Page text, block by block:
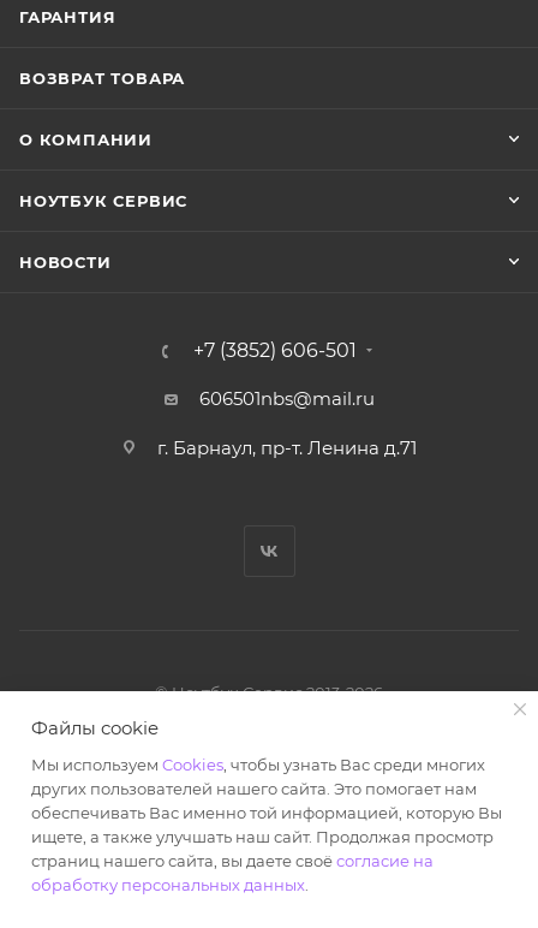
ГАРАНТИЯ
ВОЗВРАТ ТОВАРА
О КОМПАНИИ
НОУТБУК СЕРВИС
НОВОСТИ
+7 (3852) 606-501
606501nbs@mail.ru
г. Барнаул, пр-т. Ленина д.71
© Ноутбук Сервис 2013-2026
Интернет-магазин запчастей и аксессуаров
Powered by: WebdEvILoper
Файлы cookie
Мы используем Cookies , чтобы узнать Вас среди многих
других пользователей нашего сайта. Это помогает нам
обеспечивать Вас именно той информацией, которую Вы
ищете, а также улучшать наш сайт. Продолжая просмотр
страниц нашего сайта, вы даете своёсогласие на
обработку персональных данных